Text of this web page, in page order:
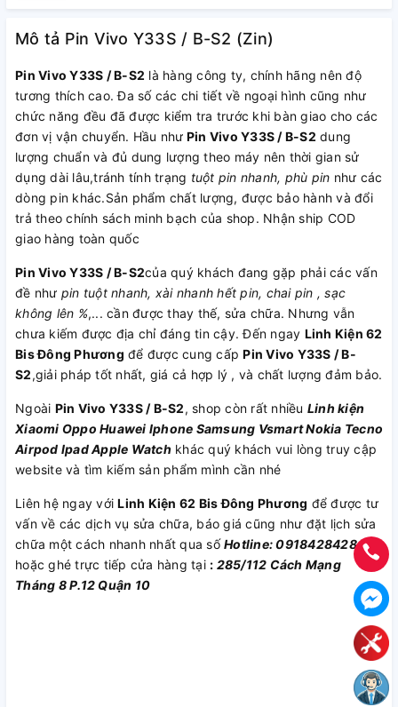
Mô tả Pin Vivo Y33S / B-S2 (Zin)
Pin Vivo Y33S / B-S2 là hàng công ty, chính hãng nên độ
tương thích cao. Đa số các chi tiết về ngoại hình cũng như
chức năng đều đã được kiểm tra trước khi bàn giao cho các
đơn vị vận chuyển. Hầu như Pin Vivo Y33S / B-S2 dung
lượng chuẩn và đủ dung lượng theo máy nên thời gian sử
dụng dài lâu,tránh tính trạng tuột pin nhanh, phù pin như các
dòng pin khác.Sản phẩm chất lượng, được bảo hành và đổi
trả theo chính sách minh bạch của shop. Nhận ship COD
giao hàng toàn quốc
Pin Vivo Y33S / B-S2của quý khách đang gặp phải các vấn
đề như pin tuột nhanh, xài nhanh hết pin, chai pin , sạc
không lên %,... cần được thay thế, sửa chữa. Nhưng vẫn
chưa kiếm được địa chỉ đáng tin cậy. Đến ngay Linh Kiện 62
Bis Đông Phương để được cung cấpPin Vivo Y33S / B-
S2,giải pháp tốt nhất, giá cả hợp lý , và chất lượng đảm bảo.
Ngoài Pin Vivo Y33S / B-S2, shop còn rất nhiều Linh kiện
Xiaomi Oppo Huawei Iphone Samsung VsmartNokia Tecno
Airpod IpadApple Watch khác quý khách vui lòng truy cập
website và tìm kiếm sản phẩm mình cần nhé
Liên hệ ngay vớiLinh Kiện 62 Bis Đông Phương để được tư
vấn về các dịch vụ sửa chữa, báo giá cũng như đặt lịch sửa
chữa một cách nhanh nhất qua sốHotline: 0918428428
hoặc ghé trực tiếp cửa hàng tại : 285/112 Cách Mạng
Tháng 8 P.12 Quận 10